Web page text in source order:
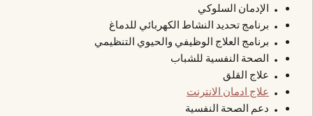
الإدمان السلوكي
برنامج تحديد النشاط الكهربائي للدماغ
برنامج العلاج الوظيفي والحيوي التنظيمي
الصحة النفسية للشباب
علاج القلق
علاج ادمان الانترنت
دعم الصحة النفسية